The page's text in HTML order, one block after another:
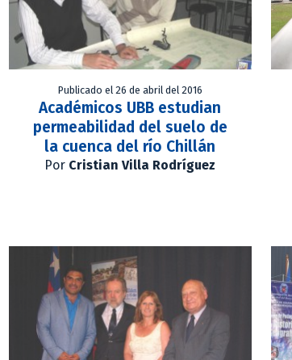
Publicado el 26 de abril del 2016
Académicos UBB estudian
permeabilidad del suelo de
la cuenca del río Chillán
Por Cristian Villa Rodríguez